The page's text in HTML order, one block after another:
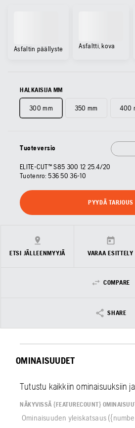
Asfaltin päällyste Asfaltti, kova
HALKAISIJA MM
300 mm 350 mm 400
Tuoteversio
ELITE-CUT™ S85 300 12 25.4/20
Tuotenro: 536 50 36‑10
PYYDÄ TARJOUS
ETSI JÄLLEENMYYJÄ VARAA ESITTELY
COMPARE
SHARE
OMINAISUUDET
Tutustu kaikkiin ominaisuuksiin
NÄKYVISSÄ {FEATURECOUNT}
Ominaisuuden yleiskatsaus